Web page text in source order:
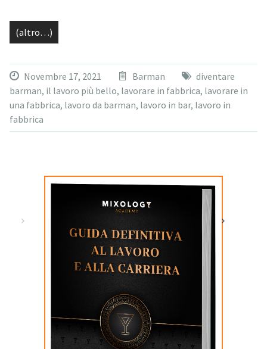
(altro…)
Novembre 17, 2021 Barman
diventare
barman, il lavoro più bello, lavorare in fabbrica, lavorare in
una fabbrica, lavoro da barman, lavoro in bar, lavoro in
fabbrica